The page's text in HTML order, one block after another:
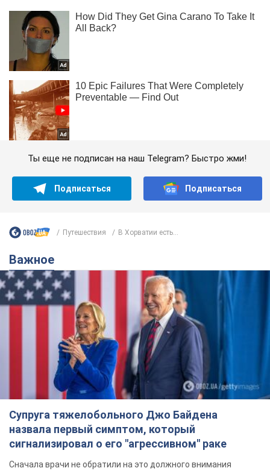
Ты еще не подписан на наш Telegram? Быстро жми!
Подписаться Подписаться
Путешествия В Хорватии есть...
Важное
Супруга тяжелобольного Джо Байдена
назвала первый симптом, который
сигнализировал о его "агрессивном" раке
Сначала врачи не обратили на это должного внимания